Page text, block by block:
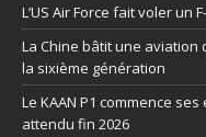
L’US Air Force fait voler un
La Chine bâtit une
la sixième génération
Le KAAN P1 commence
attendu fin 2026